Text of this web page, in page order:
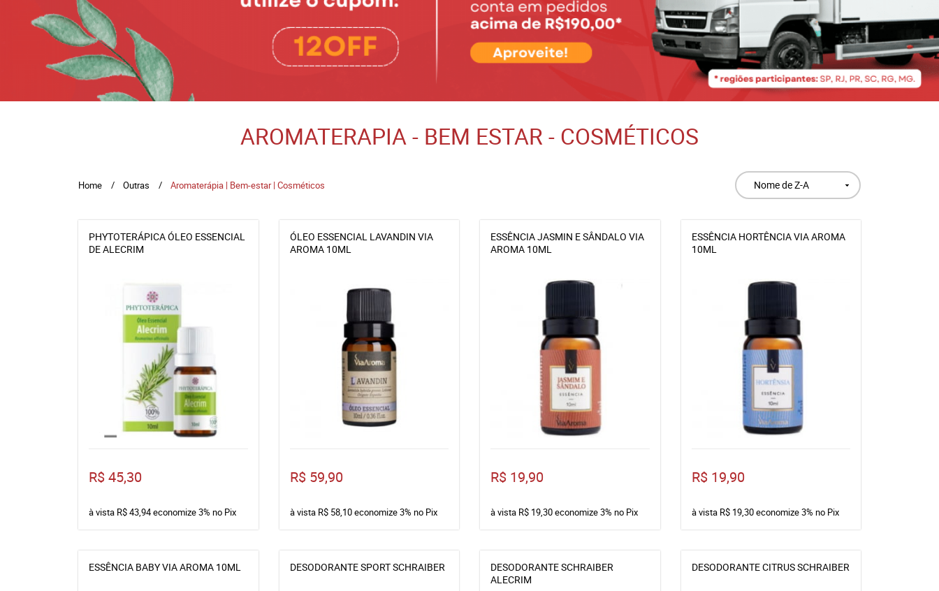
AROMATERAPIA - BEM ESTAR - COSMÉTICOS
Home Outras Aromaterápia | Bem-estar | Cosméticos Nome de Z-A
PHYTOTERÁPICA ÓLEO ESSENCIAL
DE ALECRIM
R$ 45,30
à vista R$ 43,94economize3% no Pix
ÓLEO ESSENCIAL LAVANDIN VIA
AROMA 10ML
R$ 59,90
à vista R$ 58,10economize3% no Pix
ESSÊNCIA JASMIN E SÂNDALO VIA
AROMA 10ML
R$ 19,90
à vista R$ 19,30economize3% no Pix
ESSÊNCIA HORTÊNCIA VIA AROMA
10ML
R$ 19,90
à vista R$ 19,30economize3% no Pix
ESSÊNCIA BABY VIA AROMA 10ML DESODORANTE SPORT SCHRAIBER
DESODORANTE SCHRAIBER
ALECRIM
DESODORANTE CITRUS SCHRAIBER